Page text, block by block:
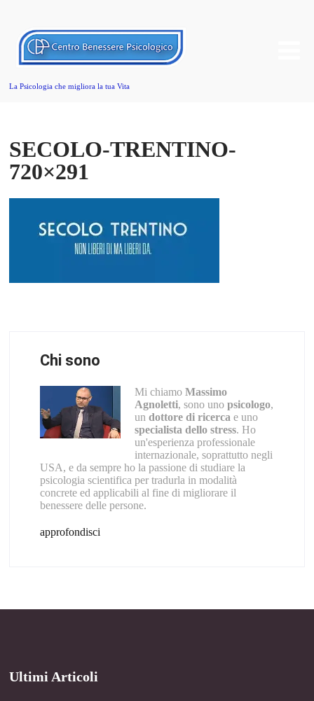
La Psicologia che migliora la tua Vita
SECOLO-TRENTINO-
720×291
Chi sono
Mi chiamo Massimo
Agnoletti, sono uno psicologo,
un dottore di ricerca e uno
specialista dello stress. Ho
un'esperienza professionale
internazionale, soprattutto negli
USA, e da sempre ho la passione di studiare la
psicologia scientifica per tradurla in modalità
concrete ed applicabili al fine di migliorare il
benessere delle persone.
approfondisci
Ultimi Articoli